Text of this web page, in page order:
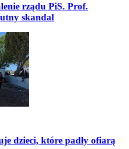
rządu PiS. Prof.
skandal
dzieci, które padły ofiarą